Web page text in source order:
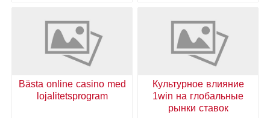
Культурное влияние
1win на глобальные
рынки ставок
Bästa online casino med
lojalitetsprogram